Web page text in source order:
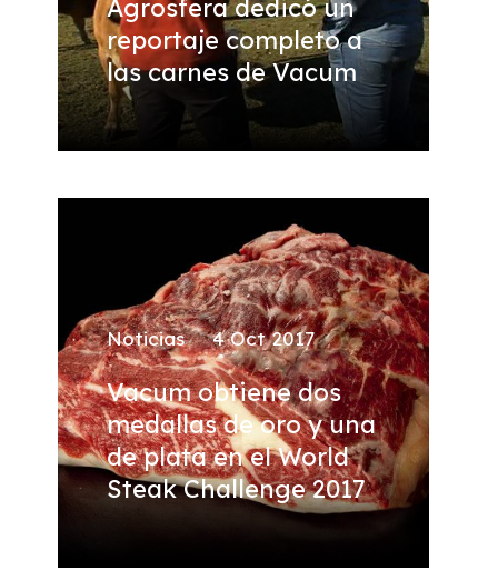
Agrosfera dedicó un
reportaje completo a
las carnes de Vacum
Noticias 4 Oct 2017
Vacum obtiene dos
medallas de oro y una
de plata en el World
Steak Challenge 2017